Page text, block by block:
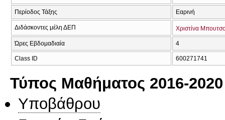
Περίοδος Τάξης Εαρινή
Διδάσκοντες μέλη ΔΕΠ Χριστίνα
Ώρες Εβδομαδιαία 4
Class ID 600271741
Τύπος Μαθήματος 2016-2020
Υποβάθρου